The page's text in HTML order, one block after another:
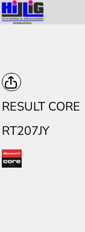
RESULT CORE
RT207JY